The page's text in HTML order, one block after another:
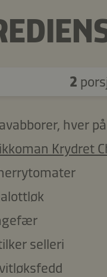
2
hver
Krydret
selleri